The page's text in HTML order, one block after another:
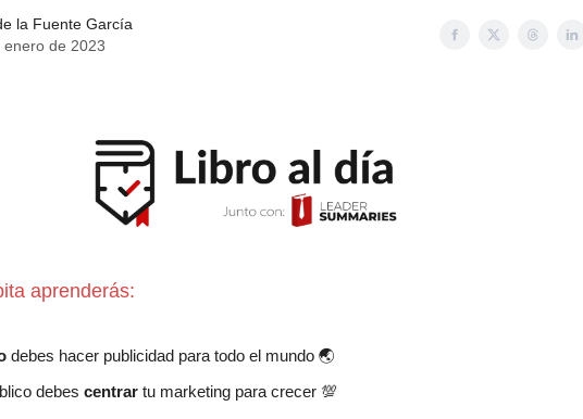
la Fuente García
enero de 2023
aprenderás:
debes hacer publicidad para todo el mundo 🌏
debes centrar tu marketing para crecer 💯